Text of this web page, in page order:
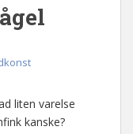
liten varelse
kanske?